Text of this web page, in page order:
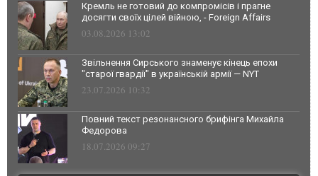
Кремль не готовий до компромісів і прагне
досягти своїх цілей війною, - Foreign Affairs
03.08.2026 13:02
Звільнення Сирського знаменує кінець епохи
"старої гвардії" в українській армії — NYT
23.07.2026 10:32
Повний текст резонансного брифінга Михайла
Федорова
18.07.2026 09:27